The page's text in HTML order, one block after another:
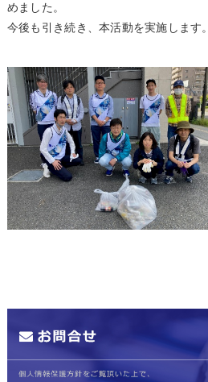
めました。
今後も引き続き、本活動を実施します。